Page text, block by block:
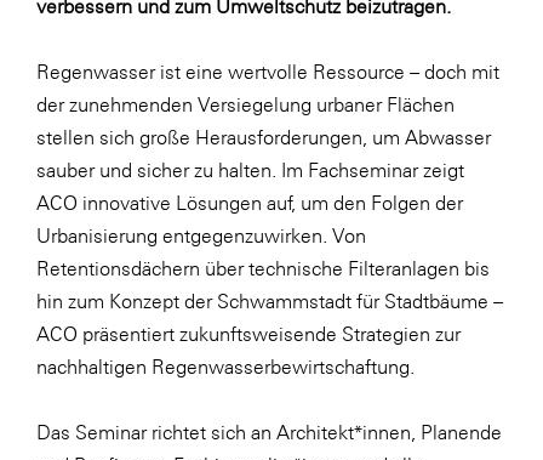
LAT Nitrogen
Lidl Österreich
Die Menü-Manufaktur
OMV
OptimaMed
PHH Rechtsanwält:innen
verbessern und zum Umweltschutz beizutragen.
Regenwasser ist eine wertvolle Ressource – doch mit
der zunehmenden Versiegelung urbaner Flächen
stellen sich große Herausforderungen, um Abwasser
sauber und sicher zu halten. Im Fachseminar zeigt
ACO innovative Lösungen auf, um den Folgen der
Urbanisierung entgegenzuwirken. Von
Retentionsdächern über technische Filteranlagen bis
hin zum Konzept der Schwammstadt für Stadtbäume –
ACO präsentiert zukunftsweisende Strategien zur
nachhaltigen Regenwasserbewirtschaftung.
Das Seminar richtet sich an Architekt*innen, Planende